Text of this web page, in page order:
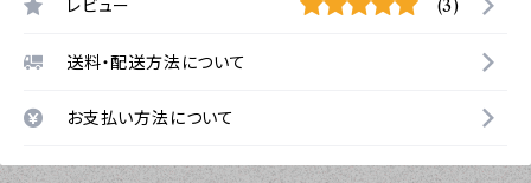
レビュー (3)
送料・配送方法について
お支払い方法について